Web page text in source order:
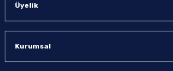
Üyelik
Kurumsal